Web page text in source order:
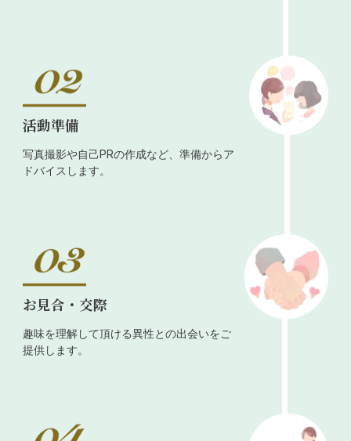
活動準備
写真撮影や自己PRの作成など、準備からア
ドバイスします。
お見合・交際
趣味を理解して頂ける異性との出会いをご
提供します。